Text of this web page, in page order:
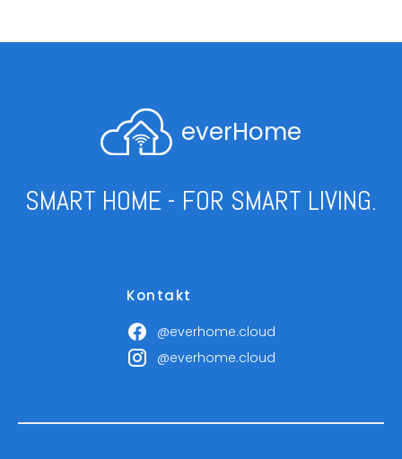
everHome
SMART HOME - FOR SMART LIVING.
Kontakt
@everhome.cloud
@everhome.cloud